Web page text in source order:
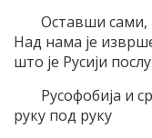
Оставши
Над нама је
што је Русији
Русофобија и
руку под руку